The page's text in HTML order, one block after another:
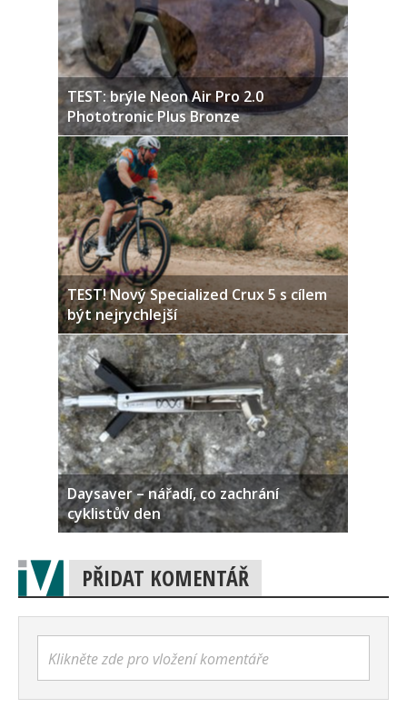
TEST: brýle Neon Air Pro 2.0
Phototronic Plus Bronze
TEST! Nový Specialized Crux 5 s cílem
být nejrychlejší
Daysaver – nářadí, co zachrání
cyklistův den
PŘIDAT KOMENTÁŘ
Klikněte zde pro vložení komentáře